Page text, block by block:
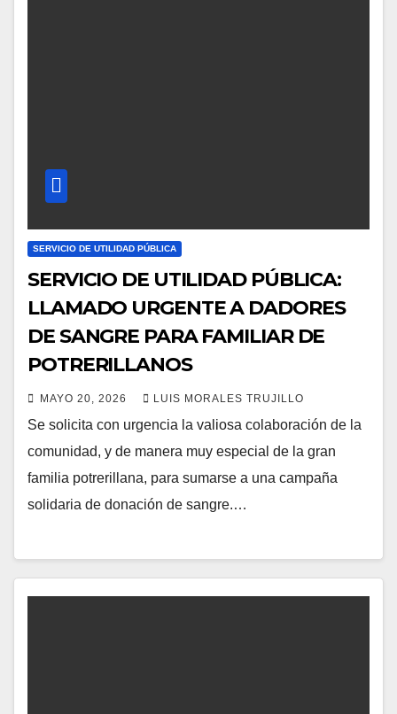
SERVICIO DE UTILIDAD PÚBLICA
SERVICIO DE UTILIDAD PÚBLICA:
LLAMADO URGENTE A DADORES
DE SANGRE PARA FAMILIAR DE
POTRERILLANOS
MAYO 20, 2026 LUIS MORALES TRUJILLO
Se solicita con urgencia la valiosa colaboración de la
comunidad, y de manera muy especial de la gran
familia potrerillana, para sumarse a una campaña
solidaria de donación de sangre.…